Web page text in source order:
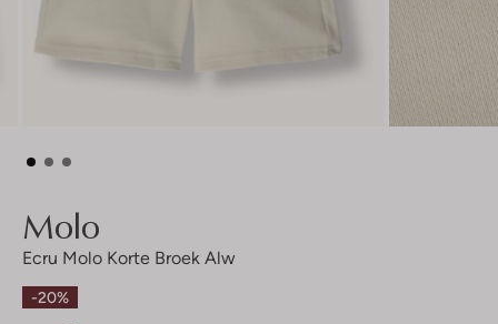
Molo
Ecru Molo Korte Broek Alw
-20%